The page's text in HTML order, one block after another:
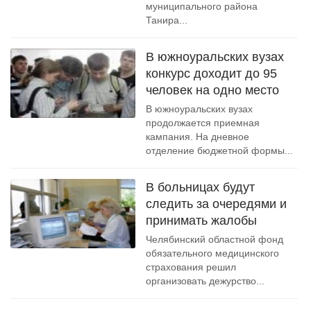
муниципального района
Танира...
В южноуральских вузах
конкурс доходит до 95
человек на одно место
В южноуральских вузах
продолжается приемная
кампания. На дневное
отделение бюджетной формы...
В больницах будут
следить за очередями и
принимать жалобы
Челябинский областной фонд
обязательного медицинского
страхования решил
организовать дежурство...